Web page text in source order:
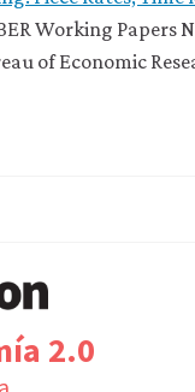
Working Papers
of Economic
2.0